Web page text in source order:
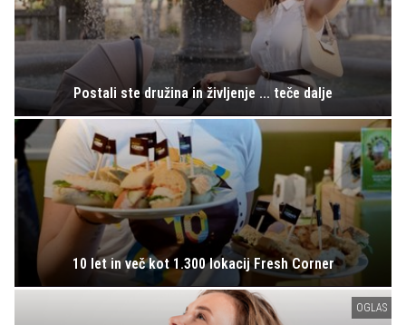
Postali ste družina in življenje ... teče dalje
10 let in več kot 1.300 lokacij Fresh Corner
OGLAS